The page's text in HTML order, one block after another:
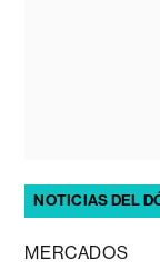
NOTICIAS DEL
MERCADOS